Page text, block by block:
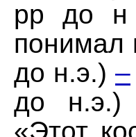
pp до н
понимал
до н.э.) –
до